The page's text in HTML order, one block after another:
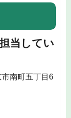
当してい
南町五丁目6